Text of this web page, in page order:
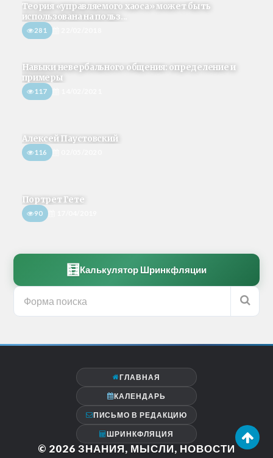
Теория «управляемого хаоса» может быть
использована на польз...
281
Навыки невербального общения: определение и
примеры
117
Алексей Паустовский
116
Портрет Гете
90
🧮 Калькулятор Шринкфляции
ГЛАВНАЯ
КАЛЕНДАРЬ
ПИСЬМО В РЕДАКЦИЮ
ШРИНКФЛЯЦИЯ
© 2026 ЗНАНИЯ, МЫСЛИ, НОВОСТИ